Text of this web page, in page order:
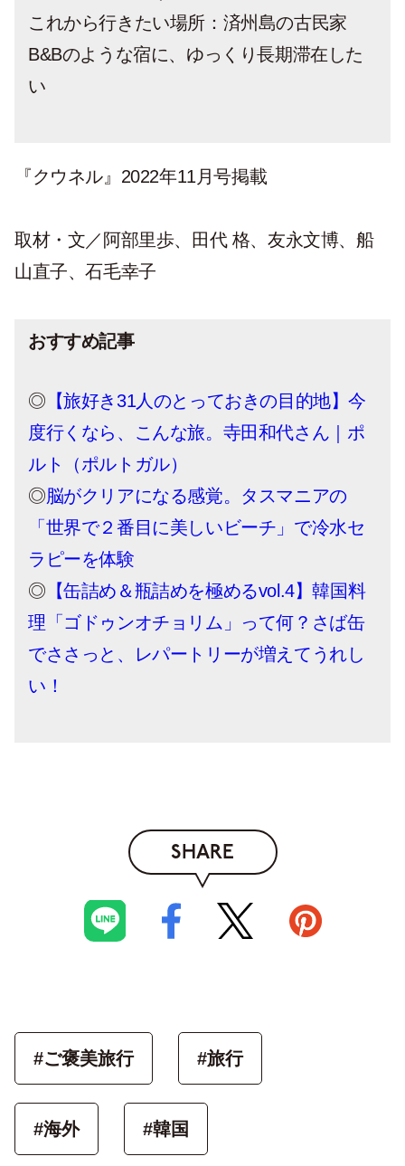
これから行きたい場所：済州島の古民家
B&Bのような宿に、ゆっくり長期滞在した
い
『クウネル』2022年11月号掲載
取材・文／阿部里歩、田代 格、友永文博、船
山直子、石毛幸子
おすすめ記事
◎ 【旅好き31人のとっておきの目的地】今
度行くなら、こんな旅。寺田和代さん｜ポ
ルト（ポルトガル）
◎脳がクリアになる感覚。タスマニアの
「世界で２番目に美しいビーチ」で冷水セ
ラピーを体験
◎ 【缶詰め＆瓶詰めを極めるvol.4】韓国料
理「ゴドゥンオチョリム」って何？さば缶
でささっと、レパートリーが増えてうれし
い！
SHARE
#ご褒美旅行 #旅行
#海外 #韓国